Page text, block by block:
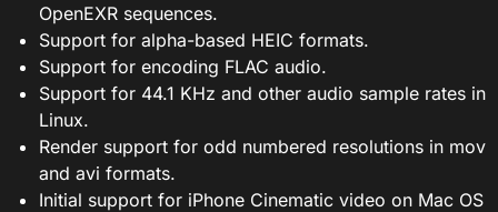
OpenEXR sequences.
Support for alpha-based HEIC formats.
Support for encoding FLAC audio.
Support for 44.1 KHz and other audio sample rates in
Linux.
Render support for odd numbered resolutions in mov
and avi formats.
Initial support for iPhone Cinematic video on Mac OS